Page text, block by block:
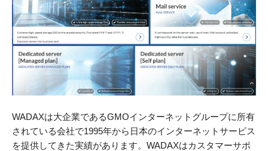
WADAXは大企業であるGMOインターネットグループに所有
されている会社で1995年から日本のインターネットサービス
を提供してきた実績があります。WADAXはカスタマーサポ